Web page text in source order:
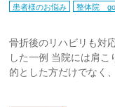
患者様のお悩み
整体院
骨折後のリハビリも対
した一例 当院には肩こ
的とした方だけでなく